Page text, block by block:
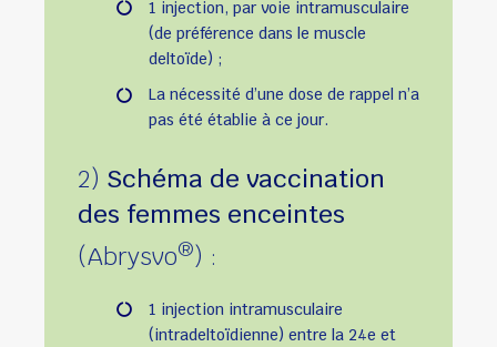
1 injection, par voie intramusculaire
(de préférence dans le muscle
deltoïde) ;
La nécessité d’une dose de rappel n’a
pas été établie à ce jour.
2) Schéma de vaccination
des femmes enceintes
(Abrysvo®) :
1 injection intramusculaire
(intradeltoïdienne) entre la 24e et